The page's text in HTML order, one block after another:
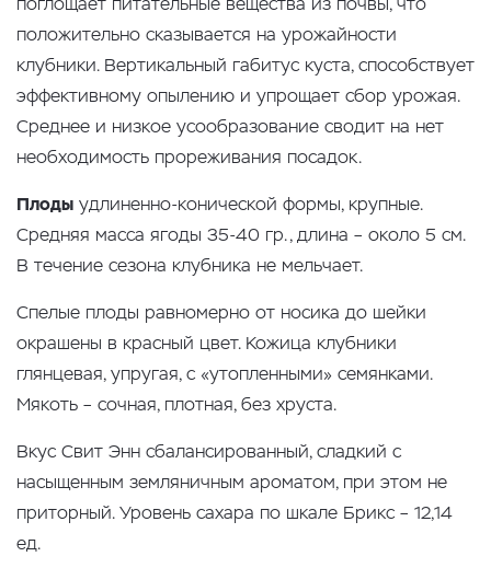
положительно сказывается на урожайности
клубники. Вертикальный габитус куста, способствует
эффективному опылению и упрощает сбор урожая.
Среднее и низкое усообразование сводит на нет
необходимость прореживания посадок.
Плоды удлиненно-конической формы, крупные.
Средняя масса ягоды 35-40 гр., длина – около 5 см.
В течение сезона клубника не мельчает.
Спелые плоды равномерно от носика до шейки
окрашены в красный цвет. Кожица клубники
глянцевая, упругая, с «утопленными» семянками.
Мякоть – сочная, плотная, без хруста.
Вкус Свит Энн сбалансированный, сладкий с
насыщенным земляничным ароматом, при этом не
приторный. Уровень сахара по шкале Брикс – 12,14
ед.